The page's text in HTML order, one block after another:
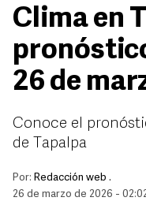
Clima en
26 de
Conoce el
de Tapalpa
Por: Redacción web .
26 de marzo de 2026 -